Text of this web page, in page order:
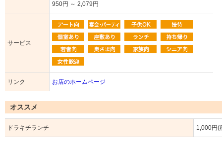
950円 ～ 2,079円
サービス
リンク お店のホームページ
オススメ
ドラキチランチ 1,000円(